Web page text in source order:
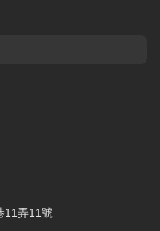
11弄11號